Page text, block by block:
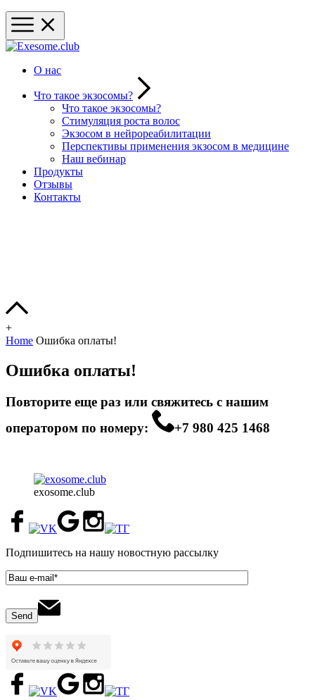
О нас
Что такое экзосомы?
Что такое экзосомы?
Стимуляция роста волос
Экзосом в нейрореабилитации
Перспективы применения экзосом в медицине
Наш вебинар
Продукты
Отзывы
Контакты
+
Home Ошибка оплаты!
Ошибка оплаты!
Повторите еще раз или свяжитесь с нашим
оператором по номеру:
+7 980 425 1468
exosome.club
Подпишитесь на нашу новостную рассылку